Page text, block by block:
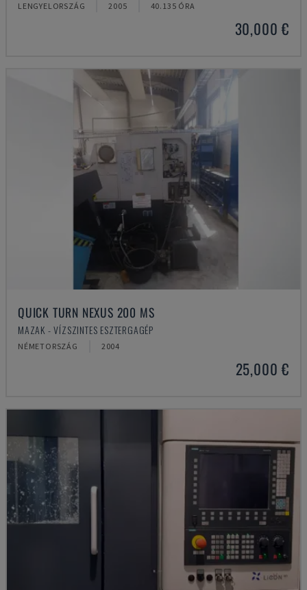
LENGYELORSZÁG 2005 40.135 ÓRA
30,000 €
QUICK TURN NEXUS 200 MS
MAZAK - VÍZSZINTES ESZTERGAGÉP
NÉMETORSZÁG 2004
25,000 €